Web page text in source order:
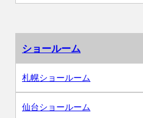
ショールーム
札幌ショールーム
仙台ショールーム